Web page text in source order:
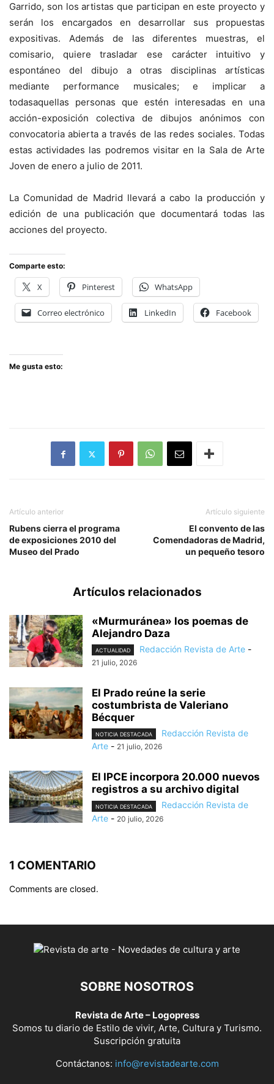
Garrido, son los artistas que participan en este proyecto y
serán los encargados en desarrollar sus propuestas
expositivas. Además de las diferentes muestras, el
comisario, quiere trasladar ese carácter intuitivo y
espontáneo del dibujo a otras disciplinas artísticas
mediante performance musicales; e implicar a
todasaquellas personas que estén interesadas en una
acción-exposición colectiva de dibujos anónimos con
convocatoria abierta a través de las redes sociales. Todas
estas actividades las podremos visitar en la Sala de Arte
Joven de enero a julio de 2011.
La Comunidad de Madrid llevará a cabo la producción y
edición de una publicación que documentará todas las
acciones del proyecto.
Comparte esto:
X Pinterest WhatsApp
Correo electrónico LinkedIn Facebook
Me gusta esto:
Artículo anterior
Rubens cierra el programa
de exposiciones 2010 del
Museo del Prado
Artículo siguiente
El convento de las
Comendadoras de Madrid,
un pequeño tesoro
Artículos relacionados
«Murmuránea» los poemas de
Alejandro Daza
ACTUALIDAD Redacción Revista de Arte -
21 julio, 2026
El Prado reúne la serie
costumbrista de Valeriano
Bécquer
NOTICIA DESTACADA
Redacción Revista de
Arte - 21 julio, 2026
El IPCE incorpora 20.000 nuevos
registros a su archivo digital
NOTICIA DESTACADA
Redacción Revista de
Arte - 20 julio, 2026
1 COMENTARIO
Comments are closed.
SOBRE NOSOTROS
Revista de Arte – Logopress
Somos tu diario de Estilo de vivir, Arte, Cultura y Turismo.
Suscripción gratuita
Contáctanos: info@revistadearte.com